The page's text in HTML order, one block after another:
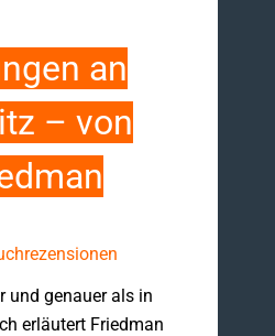
an
– von
und genauer als in
erläutert Friedman